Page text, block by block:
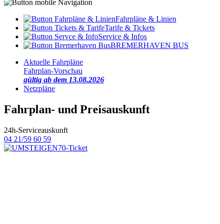
Fahrpläne & Linien
Tarife & Tickets
Service & Infos
BREMERHAVEN BUS
Aktuelle Fahrpläne
Fahrplan-Vorschau
gültig ab dem 13.08.2026
Netzpläne
Fahrplan- und Preisauskunft
24h-Serviceauskunft
04 21/59 60 59